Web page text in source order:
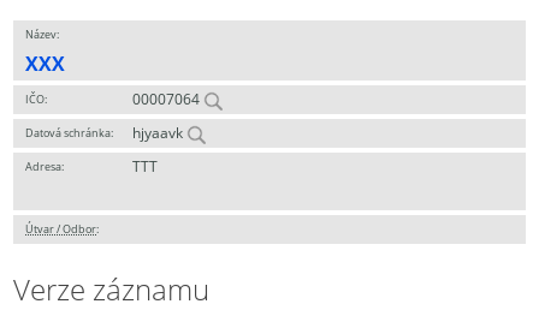
Název:
XXX
IČO: 00007064
Datová schránka: hjyaavk
Adresa: TTT
Útvar / Odbor:
Verze záznamu